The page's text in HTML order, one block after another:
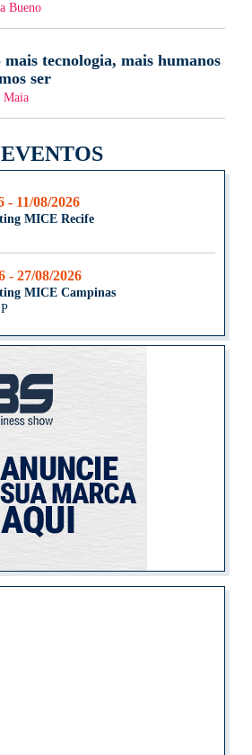
Bueno
tecnologia, mais humanos
ser
Maia
- 11/08/2026
MICE Recife
- 27/08/2026
MICE Campinas